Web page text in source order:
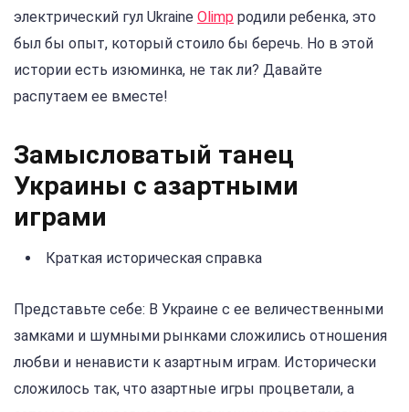
электрический гул Ukraine Olimp родили ребенка, это
был бы опыт, который стоило бы беречь. Но в этой
истории есть изюминка, не так ли? Давайте
распутаем ее вместе!
Замысловатый танец
Украины с азартными
играми
Краткая историческая справка
Представьте себе: В Украине с ее величественными
замками и шумными рынками сложились отношения
любви и ненависти к азартным играм. Исторически
сложилось так, что азартные игры процветали, а